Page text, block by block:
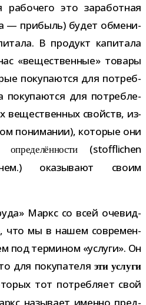
это зара­бот­ная
— при­быль) будет обме­ни­
В про­дукт капи­тала
«веще­ствен­ные» товары
поку­па­ются для потреб­
поку­па­ются для потреб­ле­
веще­ствен­ных свойств, из-​
пони­ма­нии), кото­рые они
(stofflichen
ока­зы­вают своим
Маркс со всей оче­вид­
что мы в нашем совре­мен­
под тер­ми­ном «услуги». Он
для поку­па­теля эти услуги
тот потреб­ляет свой